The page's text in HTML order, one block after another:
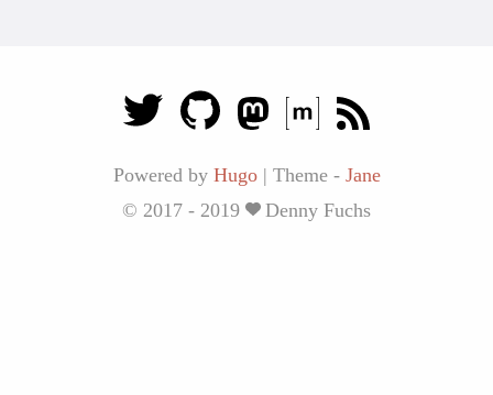
Powered by Hugo | Theme - Jane
© 2017 - 2019
Denny Fuchs